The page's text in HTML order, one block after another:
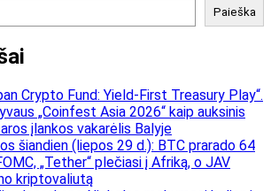
Paieška
Crypto Fund: Yield-First Treasury Play“.
„Coinfest Asia 2026“ kaip auksinis
įlankos vakarėlis Balyje
šiandien (liepos 29 d.): BTC prarado 64
„Tether“ plečiasi į Afriką, o JAV
kriptovaliutą